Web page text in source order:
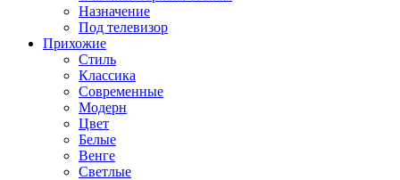
Назначение
Под телевизор
Прихожие
Стиль
Классика
Современные
Модерн
Цвет
Белые
Венге
Светлые